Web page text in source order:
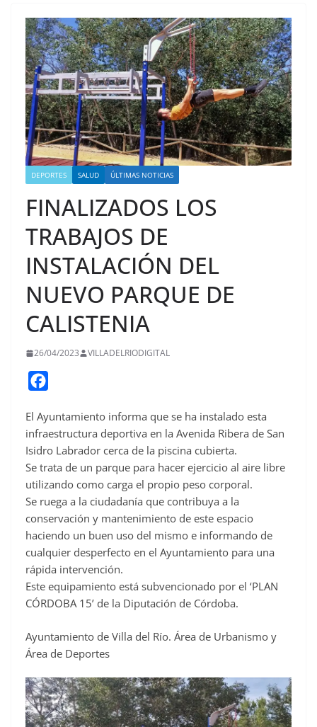
DEPORTES SALUD ÚLTIMAS NOTICIAS
FINALIZADOS LOS
TRABAJOS DE
INSTALACIÓN DEL
NUEVO PARQUE DE
CALISTENIA
26/04/2023 VILLADELRIODIGITAL
c
e
o
o
k
El Ayuntamiento informa que se ha instalado esta
infraestructura deportiva en la Avenida Ribera de San
Isidro Labrador cerca de la piscina cubierta.
Se trata de un parque para hacer ejercicio al aire libre
utilizando como carga el propio peso corporal.
Se ruega a la ciudadanía que contribuya a la
conservación y mantenimiento de este espacio
haciendo un buen uso del mismo e informando de
cualquier desperfecto en el Ayuntamiento para una
rápida intervención.
Este equipamiento está subvencionado por el ‘PLAN
CÓRDOBA 15’ de la Diputación de Córdoba.
Ayuntamiento de Villa del Río. Área de Urbanismo y
Área de Deportes